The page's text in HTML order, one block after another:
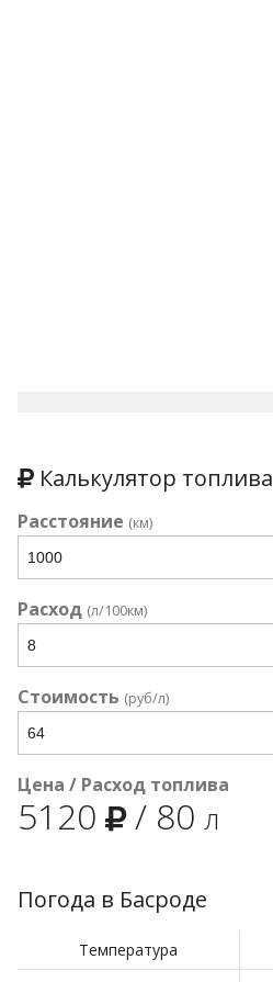
Калькулятор топлива
Расстояние (км)
Расход (л/100км)
Стоимость (руб/л)
Цена / Расход топлива
5120 / 80 л
Погода в Басроде
Температура